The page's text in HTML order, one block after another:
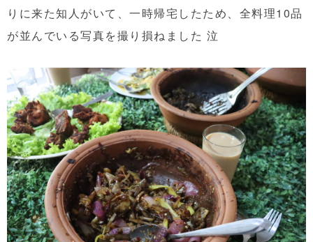
りに来た知人がいて、一時帰宅したため、全料理10品
が並んでいる写真を撮り損ねました 泣